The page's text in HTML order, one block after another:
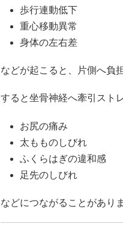
歩行連動低下
重心移動異常
身体の左右差
などが起こると、片側へ負
すると坐骨神経へ牽引スト
お尻の痛み
太もものしびれ
ふくらはぎの違和感
足先のしびれ
などにつながることがありま